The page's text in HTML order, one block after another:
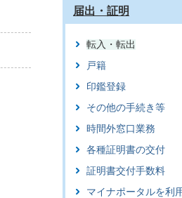
届出・証明
転入・転出
戸籍
印鑑登録
その他の手続き等
時間外窓口業務
各種証明書の交付
証明書交付手数料
マイナポータルを利